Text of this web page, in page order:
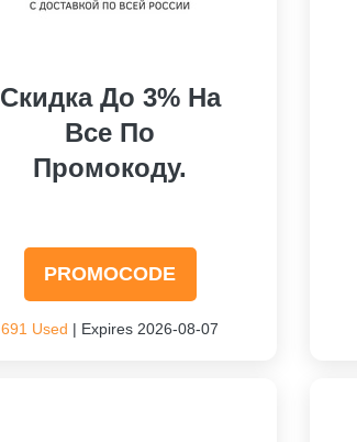
Скидка До 3% На
Все По
Промокоду.
PROMOCODE
691 Used | Expires 2026-08-07